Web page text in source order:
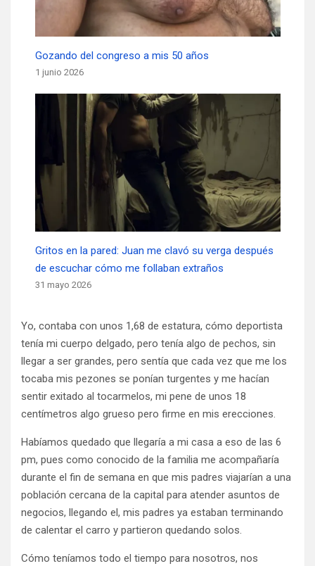
Gozando del congreso a mis 50 años
1 junio 2026
Gritos en la pared: Juan me clavó su verga después
de escuchar cómo me follaban extraños
31 mayo 2026
Yo, contaba con unos 1,68 de estatura, cómo deportista
tenía mi cuerpo delgado, pero tenía algo de pechos, sin
llegar a ser grandes, pero sentía que cada vez que me los
tocaba mis pezones se ponían turgentes y me hacían
sentir exitado al tocarmelos, mi pene de unos 18
centímetros algo grueso pero firme en mis erecciones.
Habíamos quedado que llegaría a mi casa a eso de las 6
pm, pues como conocido de la familia me acompañaría
durante el fin de semana en que mis padres viajarían a una
población cercana de la capital para atender asuntos de
negocios, llegando el, mis padres ya estaban terminando
de calentar el carro y partieron quedando solos.
Cómo teníamos todo el tiempo para nosotros, nos